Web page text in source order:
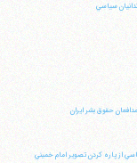
سياسي
حقوق بشر ايران
از پاره كردن تصوير امام خميني